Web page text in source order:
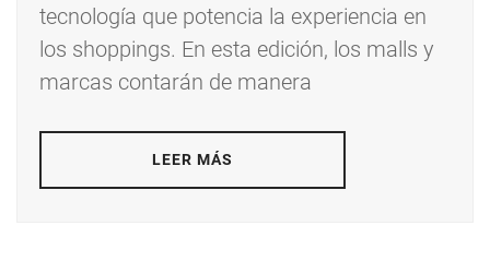
tecnología que potencia la experiencia en
los shoppings. En esta edición, los malls y
marcas contarán de manera
LEER MÁS